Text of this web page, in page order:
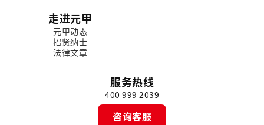
走进元甲
元甲动态
招贤纳士
法律文章
服务热线
400 999 2039
咨询客服